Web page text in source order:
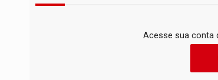
Acesse sua conta